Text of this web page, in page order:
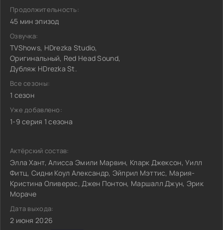
Продолжительность:
45 мин эпизод
Озвучка:
TVShows, HDrezka Studio,
Оригинальный, Red Head Sound,
Дубляж HDrezka St.
Все сезоны:
1 сезон
Уже добавлено:
1-9 серия 1 сезона
Актёрский состав:
Элла Хант, Алисса Эмили Марвин, Кларк Джексон, Уилл
Фитц, Сидни Коул Александр, Эйприл Мэттис, Мария-
Кристина Оливерас, Джен Понтон, Маршалл Джун, Эрик
Мораче
Дата выхода:
2 июня 2026